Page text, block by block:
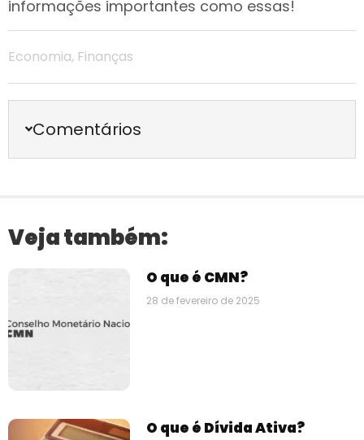
informações importantes como essas!
Economia, Finanças
Comentários
Veja também:
O que é CMN?
28 de fevereiro de 2025
O que é Dívida Ativa?